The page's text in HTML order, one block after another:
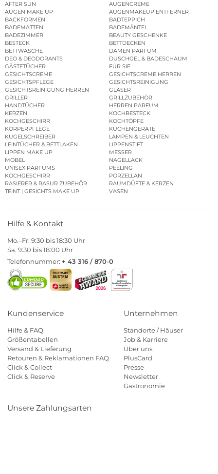
AFTER SUN
AUGENCREME
AUGEN MAKE UP
AUGENMAKEUP ENTFERNER
BACKFORMEN
BADTEPPICH
BADEMATTEN
BADEMÄNTEL
BADEZIMMER
BEAUTY GESCHENKE
BESTECK
BETTDECKEN
BETTWÄSCHE
DAMEN PARFUM
DEO & DEODORANTS
DUSCHGEL & BADESCHAUM
GÄSTETÜCHER
FÜR SIE
GESICHTSCREME
GESICHTSCREME HERREN
GESICHTSPFLEGE
GESICHTSREINIGUNG
GESICHTSREINIGUNG HERREN
GLÄSER
GRILLER
GRILLZUBEHÖR
HANDTÜCHER
HERREN PARFUM
KERZEN
KOCHBESTECK
KOCHGESCHIRR
KOCHTÖPFE
KÖRPERPFLEGE
KÜCHENGERÄTE
KUGELSCHREIBER
LAMPEN & LEUCHTEN
LEINTÜCHER & BETTLAKEN
LIPPENSTIFT
LIPPEN MAKE UP
MESSER
MÖBEL
NAGELLACK
UNISEX PARFUMS
PEELING
KOCHGESCHIRR
PORZELLAN
RASIERER & RASUR ZUBEHÖR
RAUMDÜFTE & KERZEN
TEINT | GESICHTS MAKE UP
VASEN
Hilfe & Kontakt
Mo.–Fr. 9:30 bis 18:30 Uhr
Sa. 9:30 bis 18:00 Uhr
Telefonnummer: + 43 316 / 870-0
Kundenservice
Hilfe & FAQ
Größentabellen
Versand & Lieferung
Retouren & Reklamationen FAQ
Click & Collect
Click & Reserve
Unternehmen
Standorte / Häuser
Job & Karriere
Über uns
PlusCard
Presse
Newsletter
Gastronomie
Unsere Zahlungsarten